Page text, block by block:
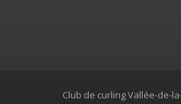
Club de curling Vallée-de-